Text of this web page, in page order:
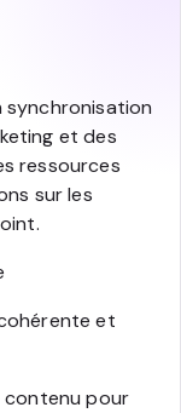
et des
ressources
sur les
et
contenu pour